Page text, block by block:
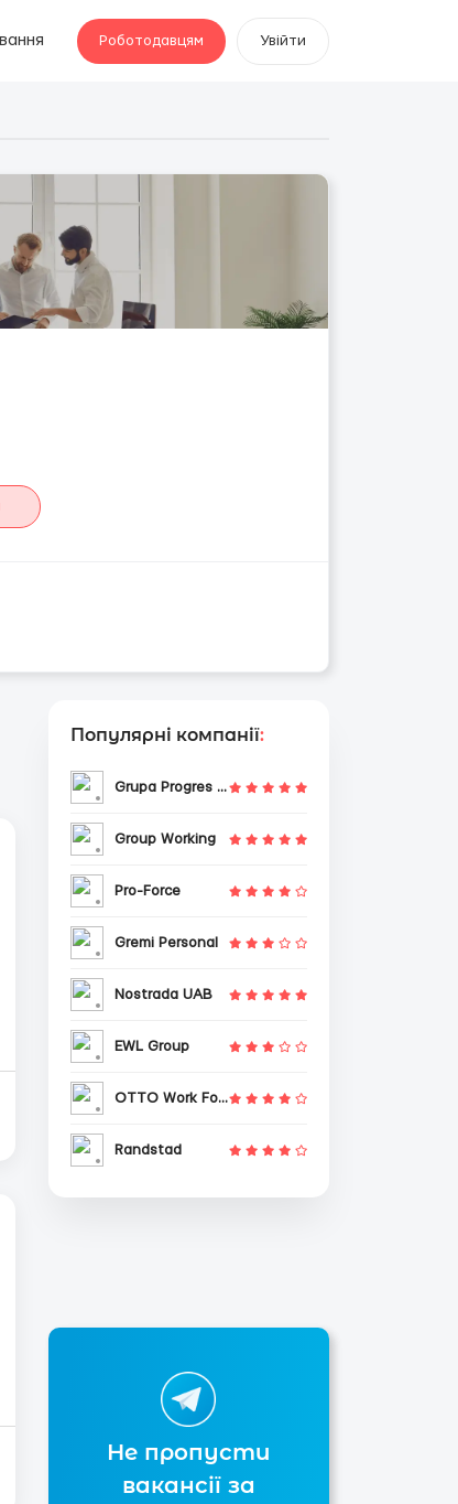
Роботодавцям Увійти
Популярні компанії:
Grupa Progres Sp. z o.o.
Group Working
Pro-Force
Gremi Personal
Nostrada UAB
EWL Group
OTTO Work Force
Randstad
Не пропусти
вакансії за